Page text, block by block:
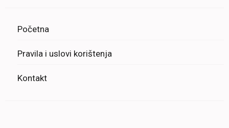
Početna
Pravila i uslovi korištenja
Kontakt